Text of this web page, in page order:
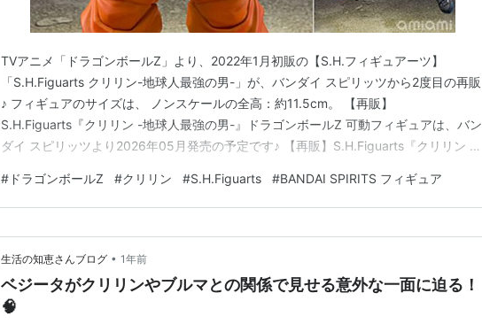
TVアニメ「ドラゴンボールZ」より、2022年1月初販の【S.H.フィギュアーツ】
「S.H.Figuarts クリリン-地球人最強の男-」が、バンダイ スピリッツから2度目の再販
♪ フィギュアのサイズは、 ノンスケールの全高：約11.5cm。 【再販】
S.H.Figuarts『クリリン -地球人最強の男-』ドラゴンボールZ 可動フィギュアは、バン
ダイ スピリッツより2026年05月発売の予定です♪ 【再販】S.H.Figuarts『クリリン -
年05月予約》 【その他の写真はコチラ】 発売予定は2026年05月…
# ドラゴンボールZ #クリリン #S.H.Figuarts #BANDAI SPIRITS フィギュア
生活の知恵さんブログ • 1年前
ベジータがクリリンやブルマとの関係で見せる意外な一面に迫る！
🧠